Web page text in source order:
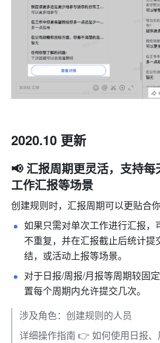
2020.10 更新
📢 汇报周期更灵活，支持
工作汇报等场景
创建规则时，汇报周期可以更贴合
如果只需对单次工作进行汇报，
不重复，并在汇报截止后统计提
结，或活动上报等场景。
对于日报/周报/月报等周期较固
置每个周期内允许提交几次。
涉及角色：创建规则的人员
详细操作指南 👉 如何使用日报